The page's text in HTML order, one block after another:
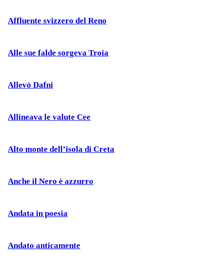
Affluente svizzero del Reno
Alle sue falde sorgeva Troia
Allevò Dafni
Allineava le valute Cee
Alto monte dell’isola di Creta
Anche il Nero è azzurro
Andata in poesia
Andato anticamente